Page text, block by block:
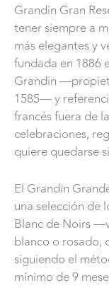
Grandin Gran
tener siempre a
más elegantes y
fundada en 1886
Grandin
1585— y
francés fuera de
celebraciones,
quiere quedarse
El Grandin
una selección de
Blanc de Noirs
blanco o rosado,
siguiendo el
mínimo de 9